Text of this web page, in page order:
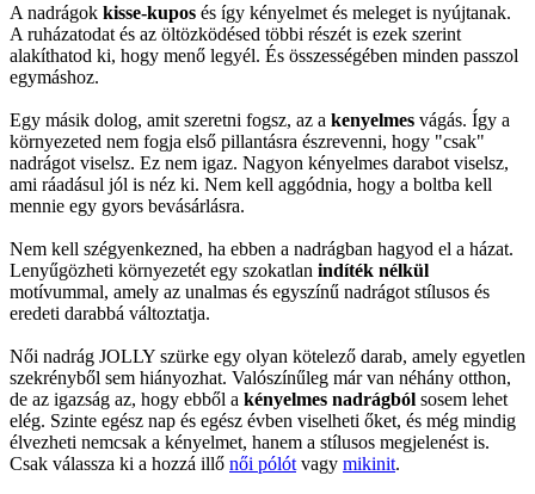
A nadrágok kisse-kupos és így kényelmet és meleget is nyújtanak.
A ruházatodat és az öltözködésed többi részét is ezek szerint
alakíthatod ki, hogy menő legyél. És összességében minden passzol
egymáshoz.
Egy másik dolog, amit szeretni fogsz, az a kenyelmes vágás. Így a
környezeted nem fogja első pillantásra észrevenni, hogy "csak"
nadrágot viselsz. Ez nem igaz. Nagyon kényelmes darabot viselsz,
ami ráadásul jól is néz ki. Nem kell aggódnia, hogy a boltba kell
mennie egy gyors bevásárlásra.
Nem kell szégyenkezned, ha ebben a nadrágban hagyod el a házat.
Lenyűgözheti környezetét egy szokatlan indíték nélkül
motívummal, amely az unalmas és egyszínű nadrágot stílusos és
eredeti darabbá változtatja.
Női nadrág JOLLY szürke egy olyan kötelező darab, amely egyetlen
szekrényből sem hiányozhat. Valószínűleg már van néhány otthon,
de az igazság az, hogy ebből a kényelmes nadrágból sosem lehet
elég. Szinte egész nap és egész évben viselheti őket, és még mindig
élvezheti nemcsak a kényelmet, hanem a stílusos megjelenést is.
Csak válassza ki a hozzá illő női pólót vagy mikinit.